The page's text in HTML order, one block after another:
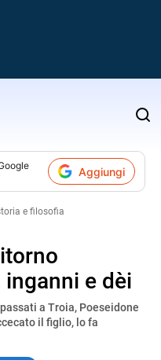
Aggiungi
e filosofia
inganni e dèi
a Troia, Poeseidone
il figlio, lo fa